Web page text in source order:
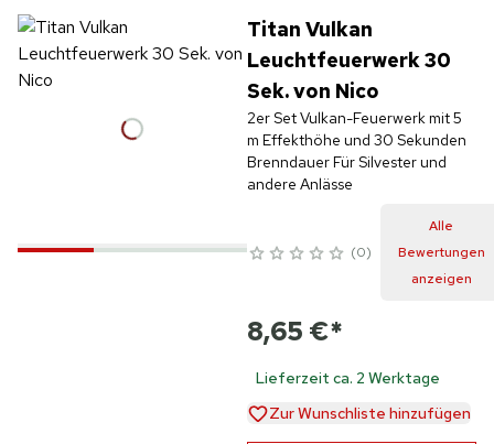
Titan Vulkan
Leuchtfeuerwerk 30
Sek. von Nico
2er Set Vulkan-Feuerwerk mit 5
m Effekthöhe und 30 Sekunden
Brenndauer Für Silvester und
andere Anlässe
0
Alle
Bewertungen
anzeigen
8,65 €*
Lieferzeit ca. 2 Werktage
Zur Wunschliste hinzufügen